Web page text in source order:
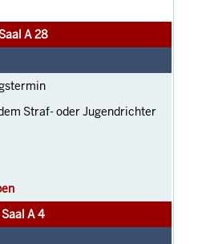
A 28
Straf- oder Jugendrichter
A 4